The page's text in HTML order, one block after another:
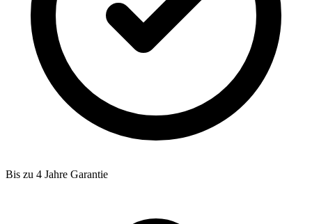
Bis zu 4 Jahre Garantie